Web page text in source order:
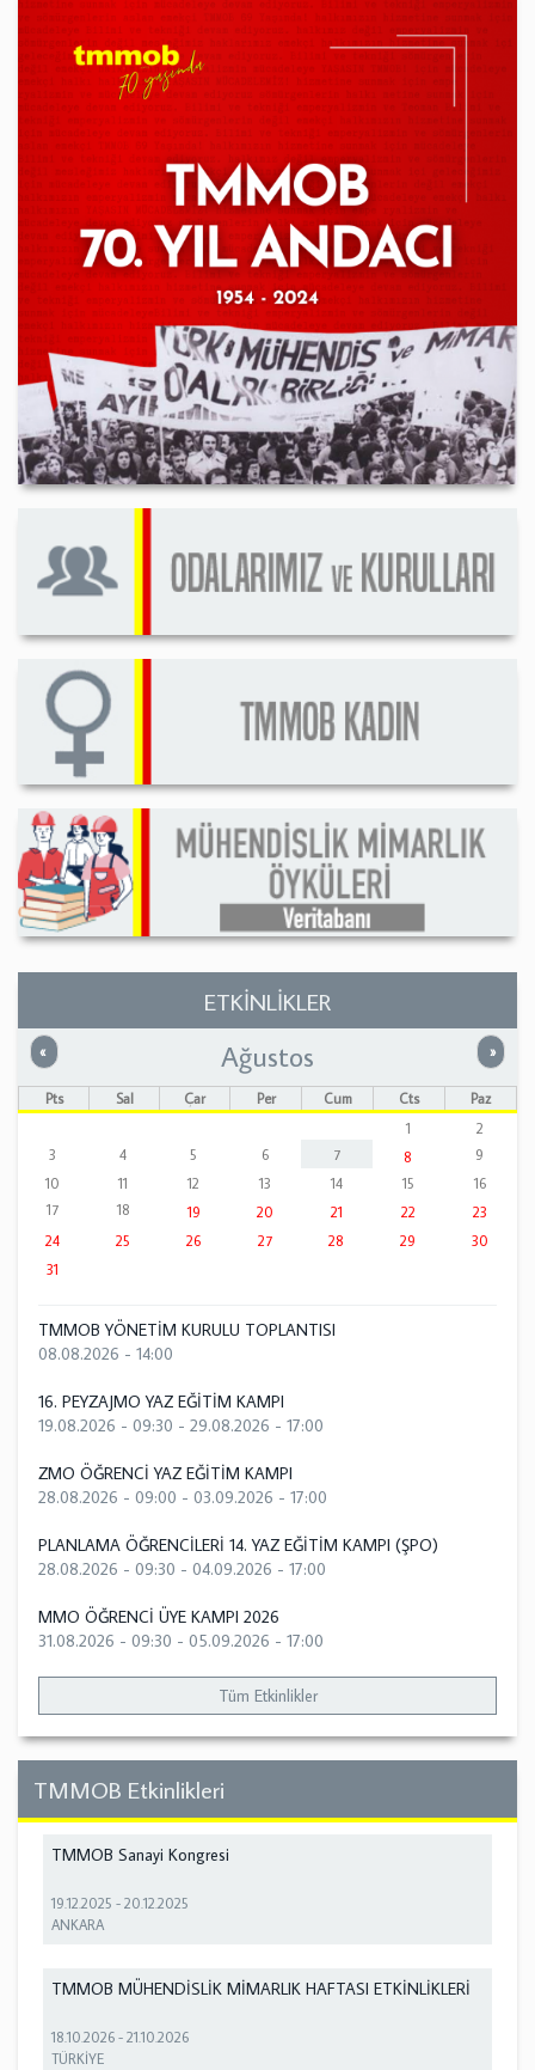
ETKİNLİKLER
« Önceki »
Ağustos
Pts Sal Çar Per Cum Cts
Paz
1
2
3
4 5 6 7 8
9
10
11 12 13 14 15
16
17
18 19 20 21 22
23
24
25 26 27 28 29
30
31
TMMOB YÖNETİM KURULU TOPLANTISI
08.08.2026 - 14:00
16. PEYZAJMO YAZ EĞİTİM KAMPI
19.08.2026 - 09:30 - 29.08.2026 - 17:00
ZMO ÖĞRENCİ YAZ EĞİTİM KAMPI
28.08.2026 - 09:00 - 03.09.2026 - 17:00
PLANLAMA ÖĞRENCİLERİ 14. YAZ EĞİTİM KAMPI (ŞPO)
28.08.2026 - 09:30 - 04.09.2026 - 17:00
MMO ÖĞRENCİ ÜYE KAMPI 2026
31.08.2026 - 09:30 - 05.09.2026 - 17:00
Tüm Etkinlikler
TMMOB Etkinlikleri
TMMOB Sanayi Kongresi
19.12.2025 -20.12.2025
ANKARA
TMMOB MÜHENDİSLİK MİMARLIK HAFTASI ETKİNLİKLERİ
18.10.2026 -21.10.2026
TÜRKİYE